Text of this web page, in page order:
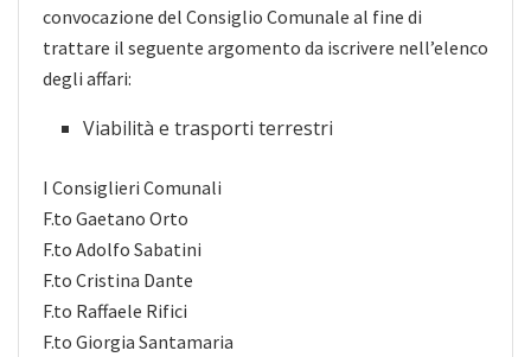
convocazione del Consiglio Comunale al fine di
trattare il seguente argomento da iscrivere nell’elenco
degli affari:
Viabilità e trasporti terrestri
I Consiglieri Comunali
F.to Gaetano Orto
F.to Adolfo Sabatini
F.to Cristina Dante
F.to Raffaele Rifici
F.to Giorgia Santamaria